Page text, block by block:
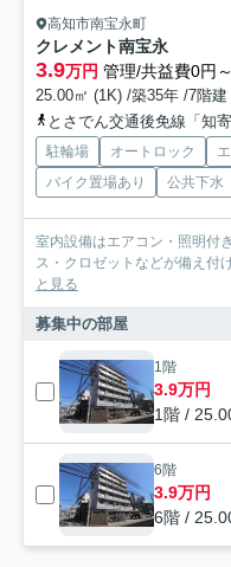
高知市南宝永町
クレメント南宝永
3.9万円 管理/共益費0円
25.00㎡ (1K) /築35年 /7階建
とさでん交通後免線「知
駐輪場 オートロック
バイク置場あり
公共下水
室内設備はエアコン・照明付
ス・クロゼットなどが備え付
と見る
募集中の部屋
1階
3.9万円
1階 /
6階
3.9万円
6階 /